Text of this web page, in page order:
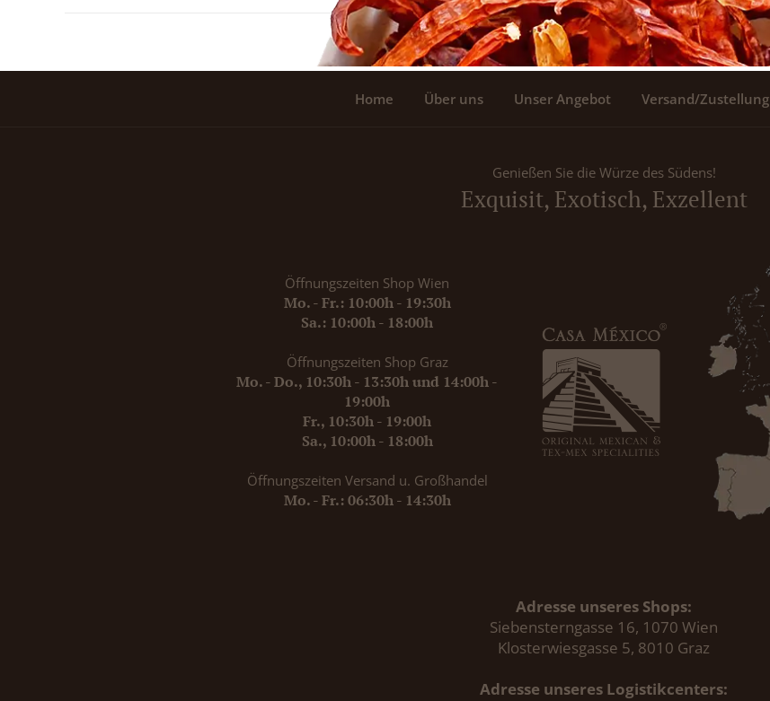
Home Über uns Unser Angebot Versand/Zustellung
Genießen Sie die Würze des Südens!
Exquisit, Exotisch, Exzellent
Öffnungszeiten Shop Wien
Mo. - Fr.: 10:00h - 19:30h
Sa.: 10:00h - 18:00h
Öffnungszeiten Shop Graz
Mo. - Do., 10:30h - 13:30h und 14:00h -
19:00h
Fr., 10:30h - 19:00h
Sa., 10:00h - 18:00h
Öffnungszeiten Versand u. Großhandel
Mo. - Fr.: 06:30h - 14:30h
Adresse unseres Shops:
Siebensterngasse 16, 1070 Wien
Klosterwiesgasse 5, 8010 Graz
Adresse unseres Logistikcenters: